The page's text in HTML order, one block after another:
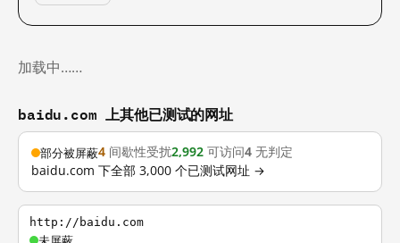
加载中……
baidu.com 上其他已测试的网址
部分被屏蔽4 间歇性受扰2,992 可访问4 无判定
baidu.com 下全部 3,000 个已测试网址 →
http://baidu.com